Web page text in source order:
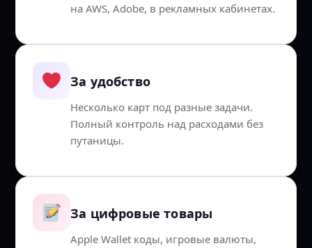
на AWS, Adobe, в рекламных кабинетах.
За удобство
Несколько карт под разные задачи.
Полный контроль над расходами без
путаницы.
За цифровые товары
Apple Wallet коды, игровые валюты,